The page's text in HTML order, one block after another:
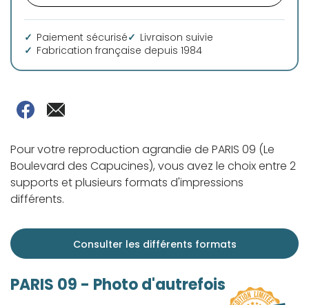
Paiement sécurisé
Livraison suivie
Fabrication française depuis 1984
Pour votre reproduction agrandie de PARIS 09 (Le
Boulevard des Capucines), vous avez le choix entre 2
supports et plusieurs formats d'impressions
différents.
Consulter les différents formats
PARIS 09 - Photo d'autrefois